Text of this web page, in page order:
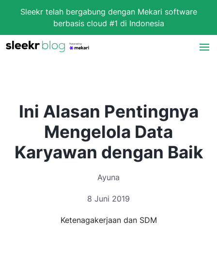
Sleekr telah bergabung dengan Mekari software
berbasis cloud #1 di Indonesia
Ini Alasan Pentingnya
Mengelola Data
Karyawan dengan Baik
Ayuna
8 Juni 2019
Ketenagakerjaan dan SDM